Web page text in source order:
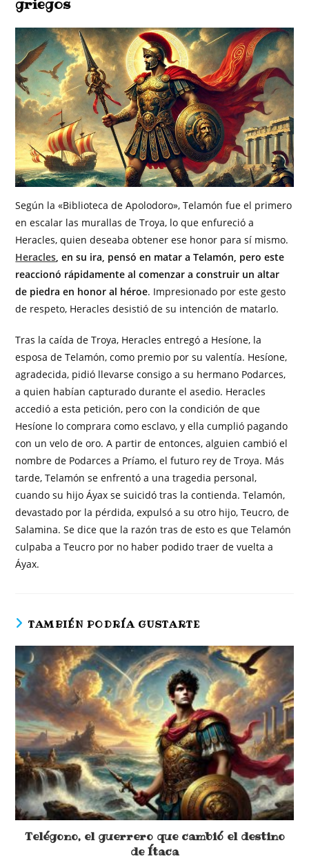
griegos
Según la «Biblioteca de Apolodoro», Telamón fue el primero
en escalar las murallas de Troya, lo que enfureció a
Heracles, quien deseaba obtener ese honor para sí mismo.
Heracles, en su ira, pensó en matar a Telamón, pero este
reaccionó rápidamente al comenzar a construir un altar
de piedra en honor al héroe. Impresionado por este gesto
de respeto, Heracles desistió de su intención de matarlo.
Tras la caída de Troya, Heracles entregó a Hesíone, la
esposa de Telamón, como premio por su valentía. Hesíone,
agradecida, pidió llevarse consigo a su hermano Podarces,
a quien habían capturado durante el asedio. Heracles
accedió a esta petición, pero con la condición de que
Hesíone lo comprara como esclavo, y ella cumplió pagando
con un velo de oro. A partir de entonces, alguien cambió el
nombre de Podarces a Príamo, el futuro rey de Troya. Más
tarde, Telamón se enfrentó a una tragedia personal,
cuando su hijo Áyax se suicidó tras la contienda. Telamón,
devastado por la pérdida, expulsó a su otro hijo, Teucro, de
Salamina. Se dice que la razón tras de esto es que Telamón
culpaba a Teucro por no haber podido traer de vuelta a
Áyax.
TAMBIÉN PODRÍA GUSTARTE
Telégono, el guerrero que cambió el destino
de Ítaca